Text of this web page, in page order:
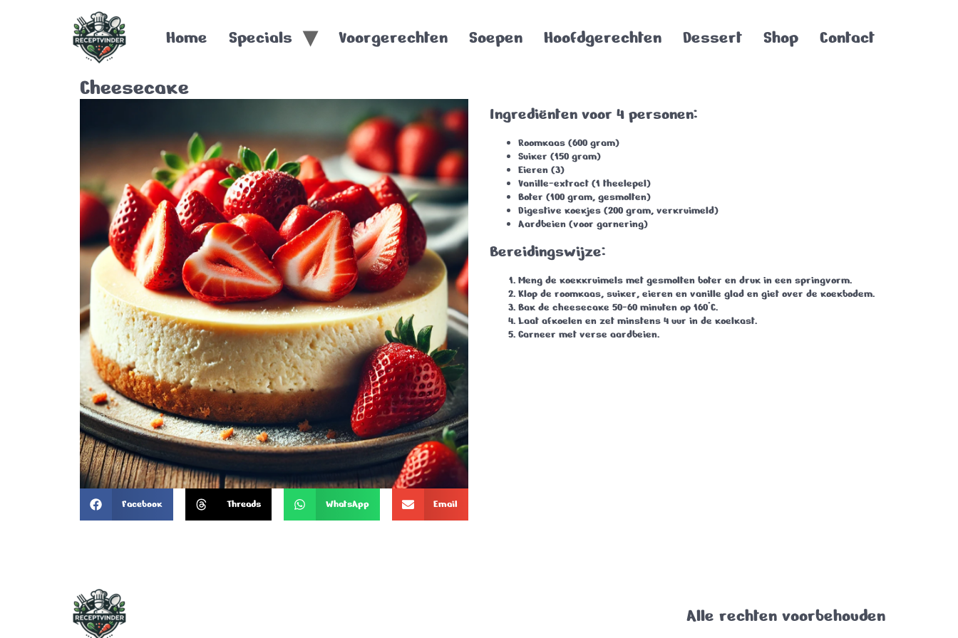
Home Specials Voorgerechten Soepen Hoofdgerechten Dessert Shop Contact
Cheesecake
Ingrediënten voor 4 personen:
Roomkaas (600 gram)
Suiker (150 gram)
Eieren (3)
Vanille-extract (1 theelepel)
Boter (100 gram, gesmolten)
Digestive koekjes (200 gram, verkruimeld)
Aardbeien (voor garnering)
Bereidingswijze:
Meng de koekkruimels met gesmolten boter en druk in een springvorm.
Klop de roomkaas, suiker, eieren en vanille glad en giet over de koekbodem.
Bak de cheesecake 50-60 minuten op 160°C.
Laat afkoelen en zet minstens 4 uur in de koelkast.
Garneer met verse aardbeien.
Facebook Threads WhatsApp Email
Alle rechten voorbehouden